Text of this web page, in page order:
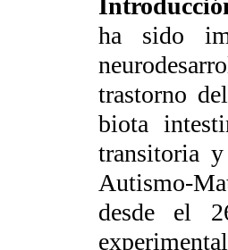
ha sido
trastorno
biota
transitoria
Autismo-
desde el